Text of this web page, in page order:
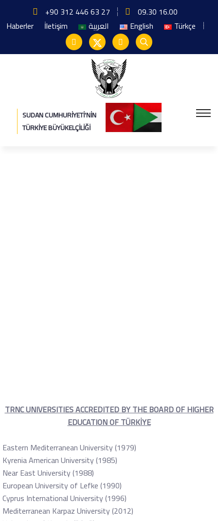
+90 312 446 63 27
09.30 16.00
Haberler
İletişim العربية English Türkçe
SUDAN CUMHURIYETI'NIN
TÜRKIYE BÜYÜKELÇILIĞI
TRNC UNIVERSITIES ACCREDITED BY THE BOARD OF HIGHER
EDUCATION OF TÜRKİYE
Eastern Mediterranean University (1979)
Kyrenia American University (1985)
Near East University (1988)
European University of Lefke (1990)
Cyprus International University (1996)
Mediterranean Karpaz University (2012)